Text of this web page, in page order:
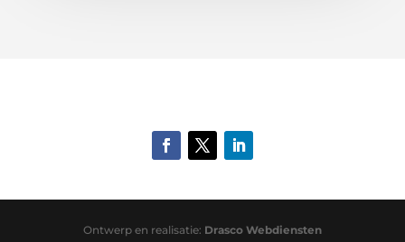
Ontwerp en realisatie: Drasco Webdiensten